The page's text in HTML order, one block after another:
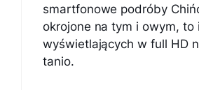
smartfonowe podróby
okrojone na tym i owym, to
wyświetlających w full HD
tanio.